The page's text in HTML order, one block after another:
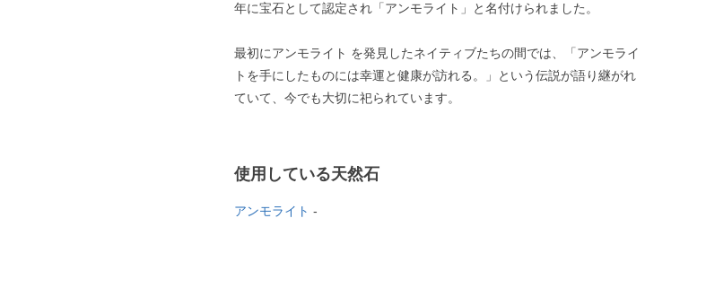
年に宝石として認定され「アンモライト」と名付けられました。
最初にアンモライト を発見したネイティブたちの間では、「アンモライ
トを手にしたものには幸運と健康が訪れる。」という伝説が語り継がれ
ていて、今でも大切に祀られています。
使用している天然石
アンモライト -